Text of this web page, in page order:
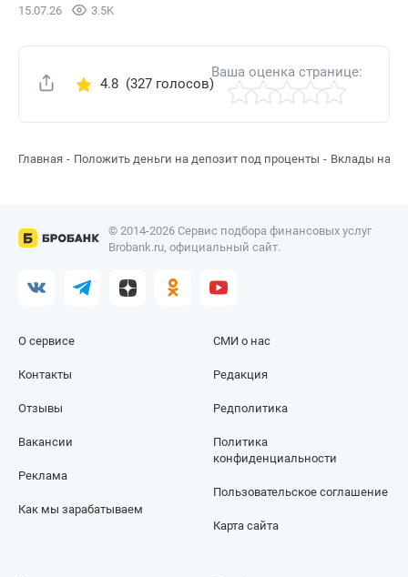
15.07.26 3.5K
Поделиться
4.8(327 голосов)
Ваша оценка странице:
Главная Положить деньги на депозит под проценты Вклады на 1
© 2014-2026 Сервис подбора финансовых услуг
Brobank.ru, официальный сайт.
О сервисе
Контакты
Отзывы
СМИ о нас
Редакция
Редполитика
Вакансии
Реклама
Как мы зарабатываем
Политика
конфиденциальности
Пользовательское соглашение
Карта сайта